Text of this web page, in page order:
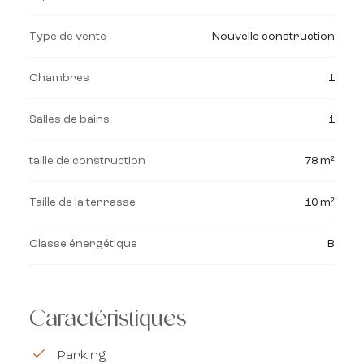
Type de vente Nouvelle construction
Chambres 1
Salles de bains 1
taille de construction 78 m²
Taille de la terrasse 10 m²
Classe énergétique B
Caractéristiques
Parking